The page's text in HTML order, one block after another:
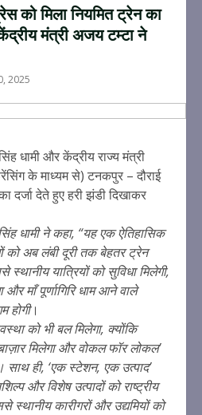
को मिला नियमित ट्रेन का
मंत्री अजय टम्टा ने
2025
धामी और केंद्रीय राज्य मंत्री
के माध्यम से) टनकपुर – दौराई
दर्जा देते हुए हरी झंडी दिखाकर
धामी ने कहा, “यह एक ऐतिहासिक
को अब लंबी दूरी तक बेहतर ट्रेन
यात्रियों को सुविधा मिलेगी,
माँ पूर्णागिरि धाम आने वाले
होगी।
को भी बल मिलेगा, क्योंकि
मिलेगा और वोकल फॉर लोकल’
साथ ही, ‘एक स्टेशन, एक उत्पाद’
और विशेष उत्पादों को राष्ट्रीय
स्थानीय कारीगरों और उद्यमियों को